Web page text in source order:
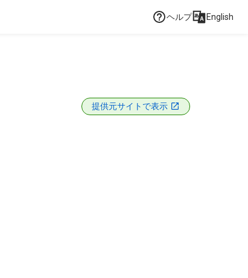
ヘルプ English
提供元サイトで表示